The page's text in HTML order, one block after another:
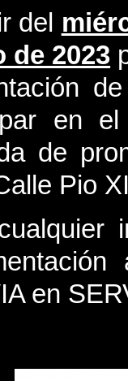
del
de 2023
en
de
Pio
en